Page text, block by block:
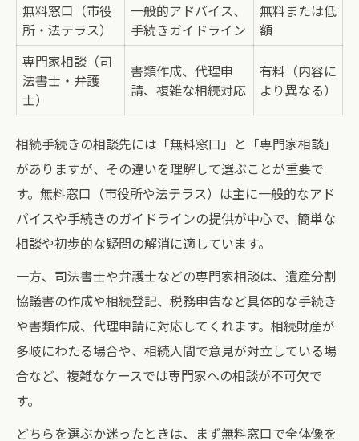
無料窓口（市役
所・法テラス）
一般的アドバイス、
手続きガイドライン
無料または低
額
専門家相談（司
法書士・弁護
士）
書類作成、代理申
請、複雑な相続対応
有料（内容に
より異なる）
相続手続きの相談先には「無料窓口」と「専門家相談」
がありますが、その違いを理解して選ぶことが重要で
す。無料窓口（市役所や法テラス）は主に一般的なアド
バイスや手続きのガイドラインの提供が中心で、簡単な
相談や初歩的な疑問の解消に適しています。
一方、司法書士や弁護士などの専門家相談は、遺産分割
協議書の作成や相続登記、税務申告など具体的な手続き
や書類作成、代理申請に対応してくれます。相続財産が
多岐にわたる場合や、相続人間で意見が対立している場
合など、複雑なケースでは専門家への相談が不可欠で
す。
どちらを選ぶか迷ったときは、まず無料窓口で全体像を